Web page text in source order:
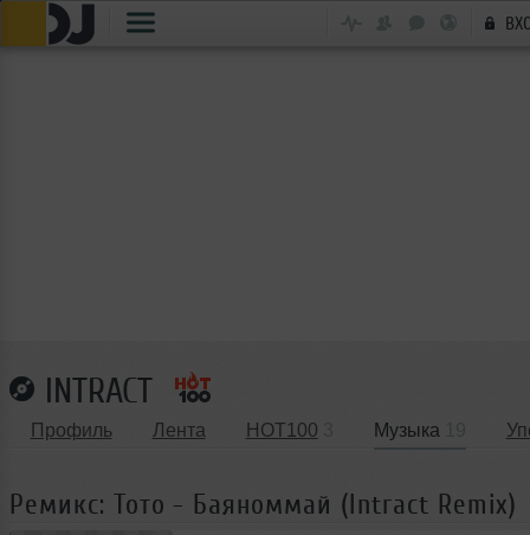
INTRACT
Профиль Лента HOT100 Музыка
Ремикс: Тото - Баяноммай (Intract Remix)